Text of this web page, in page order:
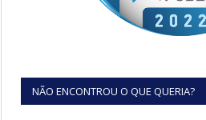
NÃO ENCONTROU O QUE QUERIA?